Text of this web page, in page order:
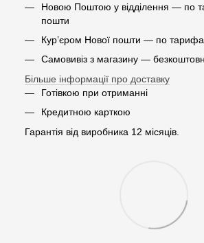
Новою Поштою у відділення — по
пошти
Кур’єром Нової пошти — по
Самовивіз з магазину —
Більше інформації про доставку
Готівкою при отриманні
Кредитною карткою
Гарантія від виробника 12 місяців.